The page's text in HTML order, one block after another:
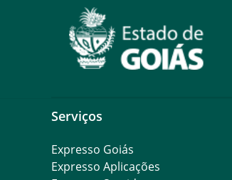
Serviços
Expresso Goiás
Expresso Aplicações